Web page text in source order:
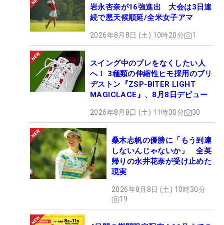
岩永杏奈が16強進出 大会は3日連
続で悪天候順延/全米女子アマ
2026年8月8日 (土) 10時20分 1
スイング中のブレをなくしたい人
へ！ 3種類の伸縮性ヒモ採用のブリ
ヂストン『ZSP-BITER LIGHT
MAGICLACE』、8月8日デビュー
2026年8月8日 (土) 11時30分 30
桑木志帆の優勝に「もう到達
しないんじゃないか」 全英
帰りの永井花奈が受け止めた
現実
2026年8月8日 (土) 10時30分
19